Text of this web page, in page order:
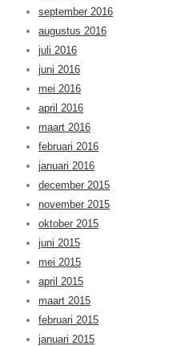
september 2016
augustus 2016
juli 2016
juni 2016
mei 2016
april 2016
maart 2016
februari 2016
januari 2016
december 2015
november 2015
oktober 2015
juni 2015
mei 2015
april 2015
maart 2015
februari 2015
januari 2015